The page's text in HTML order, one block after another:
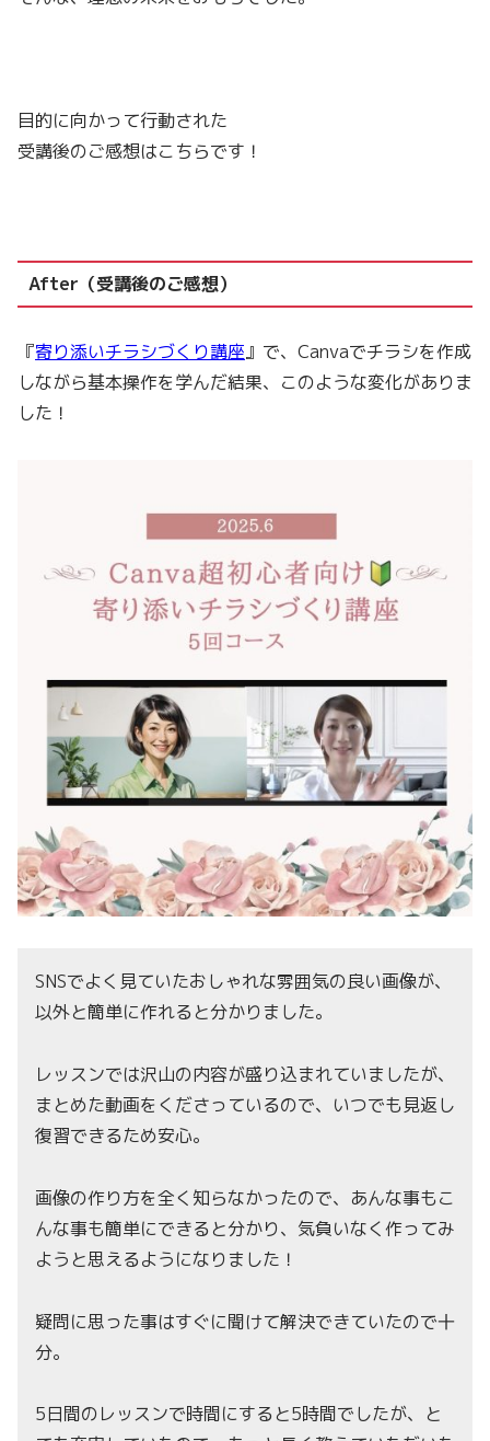
目的に向かって行動された
受講後のご感想はこちらです！
After（受講後のご感想）
『寄り添いチラシづくり講座』で、Canvaでチラシを作成
しながら基本操作を学んだ結果、このような変化がありま
した！
SNSでよく見ていたおしゃれな雰囲気の良い画像が、
以外と簡単に作れると分かりました。
レッスンでは沢山の内容が盛り込まれていましたが、
まとめた動画をくださっているので、いつでも見返し
復習できるため安心。
画像の作り方を全く知らなかったので、あんな事もこ
んな事も簡単にできると分かり、気負いなく作ってみ
ようと思えるようになりました！
疑問に思った事はすぐに聞けて解決できていたので十
分。
5日間のレッスンで時間にすると5時間でしたが、と